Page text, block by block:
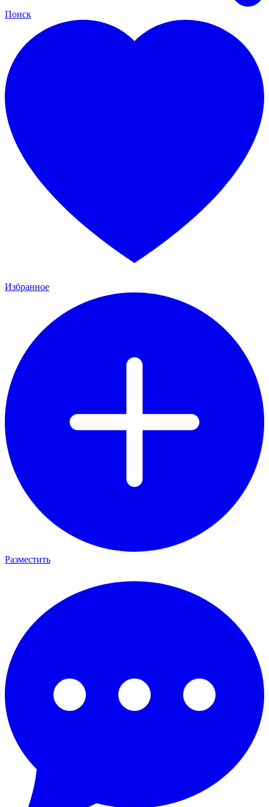
Поиск
Избранное
Разместить